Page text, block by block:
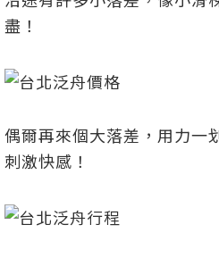
盡！
偶爾再來個大落差，用力一
刺激快感！